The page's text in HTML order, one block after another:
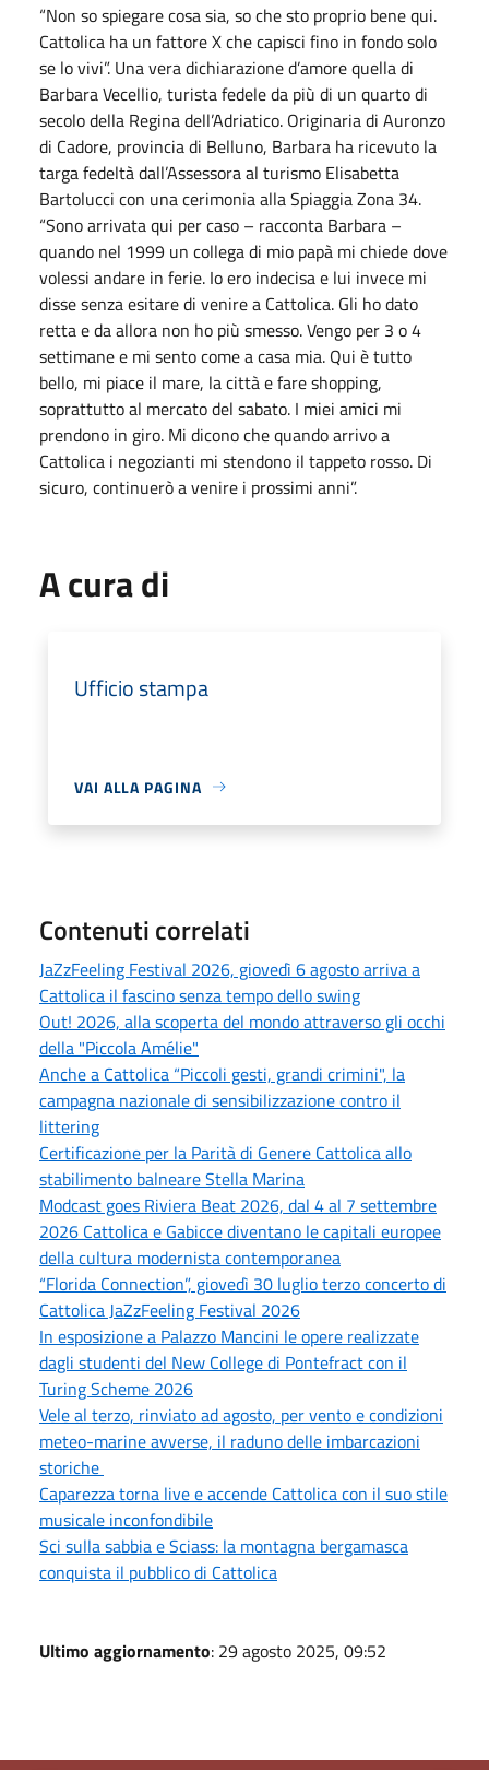
“Non so spiegare cosa sia, so che sto proprio bene qui.
Cattolica ha un fattore X che capisci fino in fondo solo
se lo vivi”. Una vera dichiarazione d’amore quella di
Barbara Vecellio, turista fedele da più di un quarto di
secolo della Regina dell’Adriatico. Originaria di Auronzo
di Cadore, provincia di Belluno, Barbara ha ricevuto la
targa fedeltà dall’Assessora al turismo Elisabetta
Bartolucci con una cerimonia alla Spiaggia Zona 34.
“Sono arrivata qui per caso – racconta Barbara –
quando nel 1999 un collega di mio papà mi chiede dove
volessi andare in ferie. Io ero indecisa e lui invece mi
disse senza esitare di venire a Cattolica. Gli ho dato
retta e da allora non ho più smesso. Vengo per 3 o 4
settimane e mi sento come a casa mia. Qui è tutto
bello, mi piace il mare, la città e fare shopping,
soprattutto al mercato del sabato. I miei amici mi
prendono in giro. Mi dicono che quando arrivo a
Cattolica i negozianti mi stendono il tappeto rosso. Di
sicuro, continuerò a venire i prossimi anni”.
A cura di
Ufficio stampa
VAI ALLA PAGINA
Contenuti correlati
JaZzFeeling Festival 2026, giovedì 6 agosto arriva a
Cattolica il fascino senza tempo dello swing
Out! 2026, alla scoperta del mondo attraverso gli occhi
della "Piccola Amélie"
Anche a Cattolica “Piccoli gesti, grandi crimini", la
campagna nazionale di sensibilizzazione contro il
littering
Certificazione per la Parità di Genere Cattolica allo
stabilimento balneare Stella Marina
Modcast goes Riviera Beat 2026, dal 4 al 7 settembre
2026 Cattolica e Gabicce diventano le capitali europee
della cultura modernista contemporanea
“Florida Connection”, giovedì 30 luglio terzo concerto di
Cattolica JaZzFeeling Festival 2026
In esposizione a Palazzo Mancini le opere realizzate
dagli studenti del New College di Pontefract con il
Turing Scheme 2026
Vele al terzo, rinviato ad agosto, per vento e condizioni
meteo-marine avverse, il raduno delle imbarcazioni
storiche
Caparezza torna live e accende Cattolica con il suo stile
musicale inconfondibile
Sci sulla sabbia e Sciass: la montagna bergamasca
conquista il pubblico di Cattolica
Ultimo aggiornamento: 29 agosto 2025, 09:52